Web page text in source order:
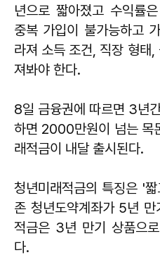
년으로 짧아졌고 수익률
중복 가입이 불가능하고
라져 소득 조건, 직장 형태
져봐야 한다.
8일 금융권에 따르면 3년
하면 2000만원이 넘는 목
래적금이 내달 출시된다.
청년미래적금의 특징은 '
존 청년도약계좌가 5년
적금은 3년 만기 상품으
다.